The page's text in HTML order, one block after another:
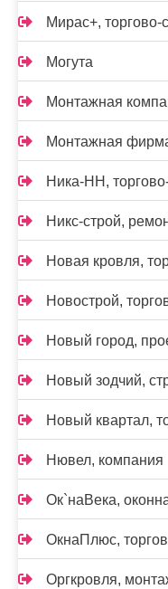
Мирас+, торгово-
Могута
Монтажная
Монтажная
Ника-НН,
Никс-строй,
Новая кровля,
Новострой,
Новый город,
Новый зодчий,
Новый квартал,
Нювел, компания
Ок`наВека,
ОкнаПлюс,
Оргкровля,